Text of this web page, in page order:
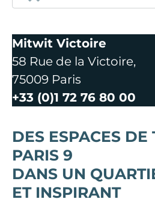
Mitwit Victoire
58 Rue de la Victoire,
75009 Paris
+33 (0)1 72 76 80 00
DES ESPACES DE
PARIS 9
DANS UN
ET INSPIRANT